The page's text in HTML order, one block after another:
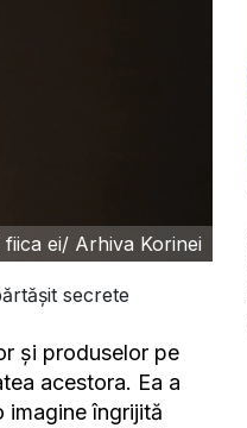
ei/ Arhiva Korinei
secrete
și produselor pe
acestora. Ea a
imagine îngrijită